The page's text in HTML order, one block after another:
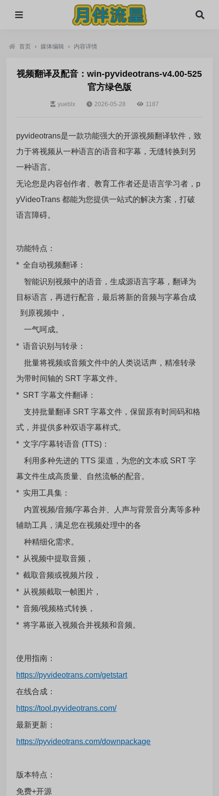
首页 › 媒体编辑 › 内容详情
视频翻译及配音：win-pyvideotrans-v4.00-525
官方绿色版
yueblx 2026-05-28 1187
pyvideotrans是一款功能强大的开源视频翻译软件，致
力于将视频从一种语言的语音和字幕，无缝转换到另
一种语言。
无论您是内容创作者、教育工作者还是语言学习者，p
yVideoTrans 都能为您提供一站式的解决方案，打破
语言障碍。
功能特点：
* 全自动视频翻译：
智能识别视频中的语音，生成源语言字幕，翻译为
目标语言，再进行配音，最后将新的音频与字幕合成
到原视频中，
一气呵成。
* 语音识别与转录：
批量将视频或音频文件中的人类说话声，精准转录
为带时间轴的 SRT 字幕文件。
* SRT 字幕文件翻译：
支持批量翻译 SRT 字幕文件，保留原有时间码和格
式，并提供多种双语字幕样式。
* 文字/字幕转语音 (TTS)：
利用多种先进的 TTS 渠道，为您的文本或 SRT 字
幕文件生成高质量、自然流畅的配音。
* 实用工具集：
内置视频/音频/字幕合并、人声与背景音分离等多种
辅助工具，满足您在视频处理中的各
种精细化需求。
* 从视频中提取音频，
* 截取音频或视频片段，
* 从视频截取一帧图片，
* 音频/视频格式转换，
* 将字幕嵌入视频合并视频和音频。
使用指南：
https://pyvideotrans.com/getstart
在线合成：
https://tool.pyvideotrans.com/
最新更新：
https://pyvideotrans.com/downpackage
版本特点：
免费+开源